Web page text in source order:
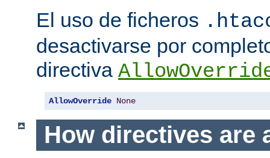
El uso de ficheros
desactivarse por
directiva
AllowOverride None
How directives are